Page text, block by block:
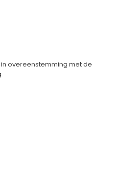
overeenstemming met de